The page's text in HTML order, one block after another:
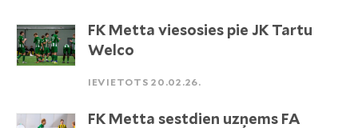
FK Metta viesosies pie JK Tartu
Welco
IEVIETOTS 20.02.26.
FK Metta sestdien uzņems FA